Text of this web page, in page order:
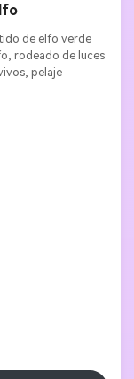
de elfo verde
rodeado de luces
pelaje